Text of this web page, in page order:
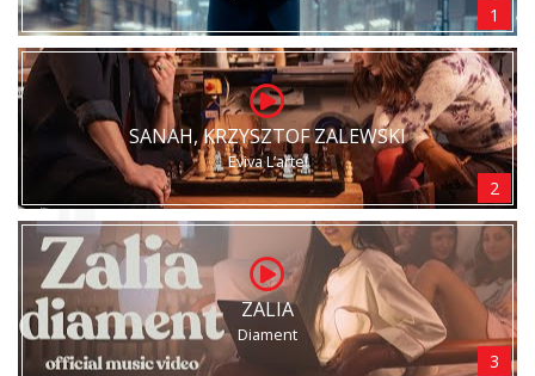
1
SANAH, KRZYSZTOF ZALEWSKI
Eviva L’arte!
2
ZALIA
Diament
3